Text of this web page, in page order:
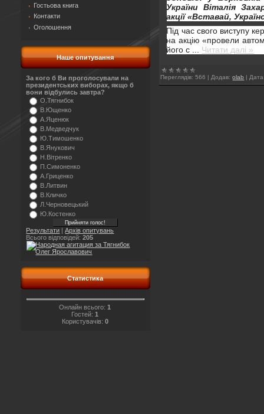
Гостьова книга
Контакти
Оголошення
Наше опитування
За кого б Ви проголосували на
президентських виборах, якщо б
вони відбулись завтра?
О.Тягнибок
В.Ющенко
А.Яценюк
В.Медведчук
Ю.Тимошенко
В.Янукович
Н.Вітренко
П.Симоненко
А.Гриценко
В.Литвин
В.Кличко
Л.Черновецький
Ю.Костенко
Результати |Архів опитувань
Всього відповідей:205
Статистика
Онлайн всього:1
Гостей:1
Користувачів: 0
України Віталія
акції «Вставай,
Під час свого виступу
на акцію «провели
його с
Читати далі »
Переглядів: 566 | Додав: olab |